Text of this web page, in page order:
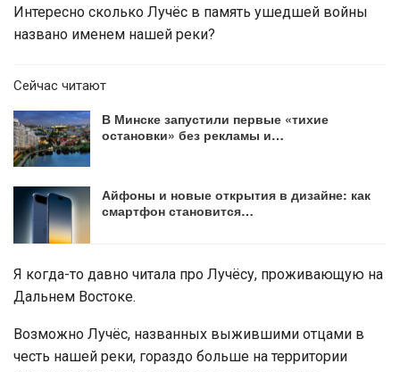
Интересно сколько Лучёс в память ушедшей войны
названо именем нашей реки?
Сейчас читают
В Минске запустили первые «тихие
остановки» без рекламы и…
Айфоны и новые открытия в дизайне: как
смартфон становится…
Я когда-то давно читала про Лучёсу, проживающую на
Дальнем Востоке.
Возможно Лучёс, названных выжившими отцами в
честь нашей реки, гораздо больше на территории